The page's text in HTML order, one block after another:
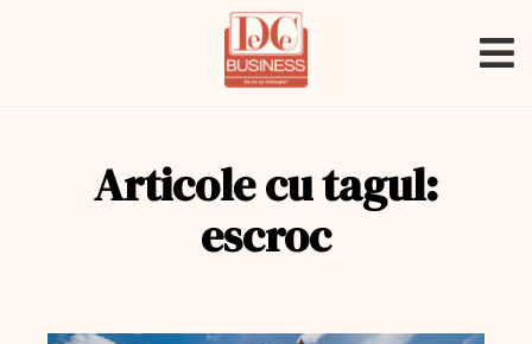
Articole cu tagul:
escroc